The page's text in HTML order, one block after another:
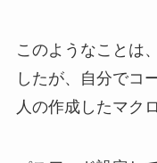
このようなことは
したが、自分でコ
人の作成したマク